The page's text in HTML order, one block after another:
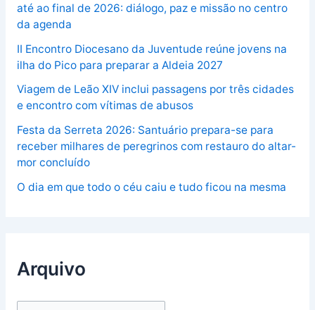
até ao final de 2026: diálogo, paz e missão no centro
da agenda
II Encontro Diocesano da Juventude reúne jovens na
ilha do Pico para preparar a Aldeia 2027
Viagem de Leão XIV inclui passagens por três cidades
e encontro com vítimas de abusos
Festa da Serreta 2026: Santuário prepara-se para
receber milhares de peregrinos com restauro do altar-
mor concluído
O dia em que todo o céu caiu e tudo ficou na mesma
Arquivo